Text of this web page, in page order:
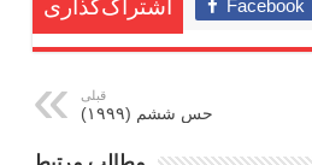
اشتراک‌گذاری Facebook
قبلی
حس ششم (۱۹۹۹)